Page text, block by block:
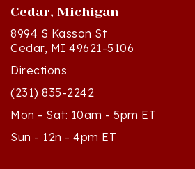
8994 S Kasson St
Cedar, MI 49621-5106
Directions
(231) 835-2242
Mon - Sat: 10am - 5pm ET
Sun - 12n - 4pm ET